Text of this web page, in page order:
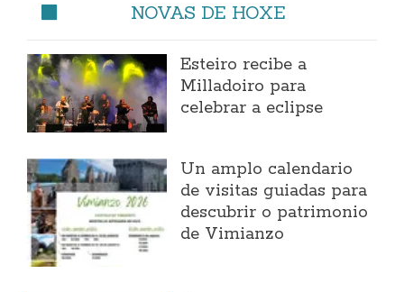
NOVAS DE HOXE
Esteiro recibe a
Milladoiro para
celebrar a eclipse
Un amplo calendario
de visitas guiadas para
descubrir o patrimonio
de Vimianzo